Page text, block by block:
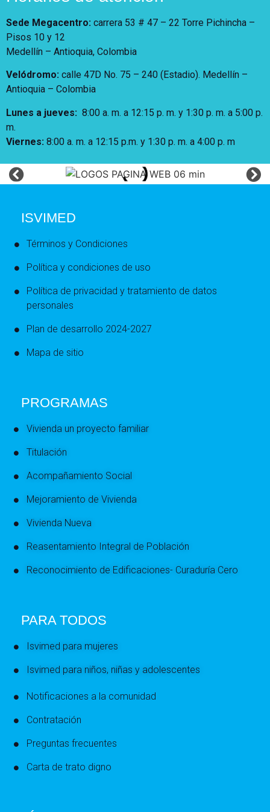
Sede Megacentro: carrera 53 # 47 – 22 Torre Pichincha –
Pisos 10 y 12
Medellín – Antioquia, Colombia
Velódromo: calle 47D No. 75 – 240 (Estadio). Medellín –
Antioquia – Colombia
Lunes a jueves: 8:00 a. m. a 12:15 p. m. y 1:30 p. m. a 5:00 p.
m.
Viernes: 8:00 a. m. a 12:15 p.m. y 1:30 p. m. a 4:00 p. m
ISVIMED
Términos y Condiciones
Política y condiciones de uso
Política de privacidad y tratamiento de datos
personales
Plan de desarrollo 2024-2027
Mapa de sitio
PROGRAMAS
Vivienda un proyecto familiar
Titulación
Acompañamiento Social
Mejoramiento de Vivienda
Vivienda Nueva
Reasentamiento Integral de Población
Reconocimiento de Edificaciones- Curaduría Cero
PARA TODOS
Isvimed para mujeres
Isvimed para niños, niñas y adolescentes
Notificaciones a la comunidad
Contratación
Preguntas frecuentes
Carta de trato digno